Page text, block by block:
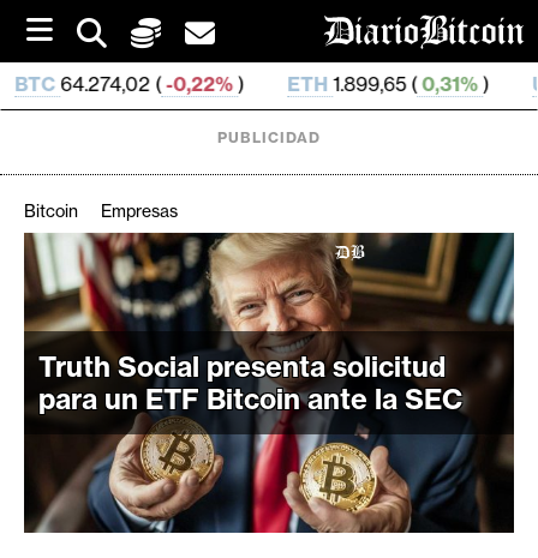
i
t
o
(-0,22%) ETH1.899,65 (0,31%) USDT0,999
C
r
i
p
t
M
e
r
c
PUBLICIDAD
Bitcoin Empresas
Truth Social presenta solicitud
para un ETF Bitcoin ante la SEC